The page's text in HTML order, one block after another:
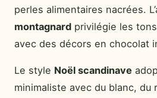
perles alimentaires nacrées.
montagnard privilégie les
avec des décors en chocolat
Le style Noël scandinave
minimaliste avec du blanc, du